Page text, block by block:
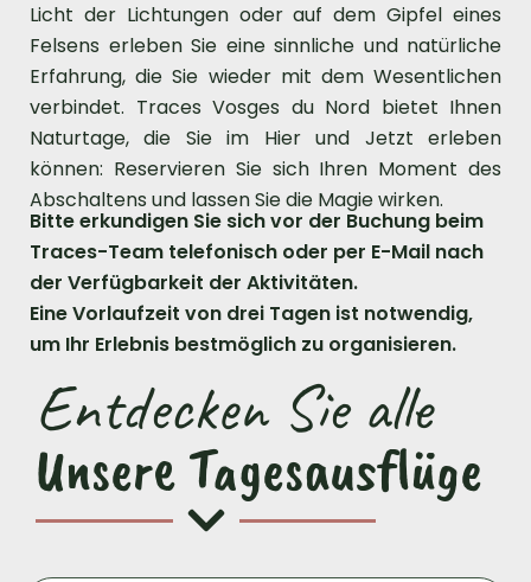
Entdecken Sie alle
Unsere Tagesausflüge
Licht der Lichtungen oder auf dem Gipfel eines
Felsens erleben Sie eine sinnliche und natürliche
Erfahrung, die Sie wieder mit dem Wesentlichen
verbindet. Traces Vosges du Nord bietet Ihnen
Naturtage, die Sie im Hier und Jetzt erleben
können: Reservieren Sie sich Ihren Moment des
Abschaltens und lassen Sie die Magie wirken.
Bitte erkundigen Sie sich vor der Buchung beim
Traces-Team telefonisch oder per E-Mail nach
der Verfügbarkeit der Aktivitäten.
Eine Vorlaufzeit von drei Tagen ist notwendig,
um Ihr Erlebnis bestmöglich zu organisieren.